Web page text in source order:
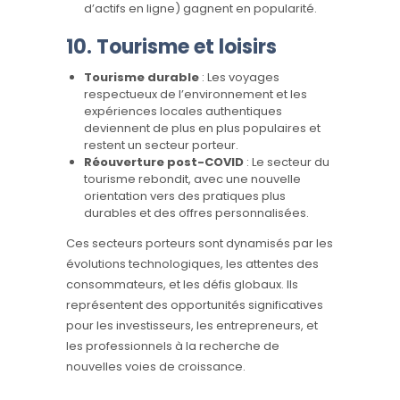
d’actifs en ligne) gagnent en popularité.
10. Tourisme et loisirs
Tourisme durable: Les voyages
respectueux de l’environnement et les
expériences locales authentiques
deviennent de plus en plus populaires et
restent un secteur porteur.
Réouverture post-COVID: Le secteur du
tourisme rebondit, avec une nouvelle
orientation vers des pratiques plus
durables et des offres personnalisées.
Ces secteurs porteurs sont dynamisés par les
évolutions technologiques, les attentes des
consommateurs, et les défis globaux. Ils
représentent des opportunités significatives
pour les investisseurs, les entrepreneurs, et
les professionnels à la recherche de
nouvelles voies de croissance.